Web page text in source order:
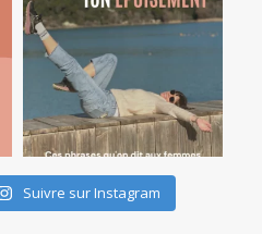
Suivre sur Instagram